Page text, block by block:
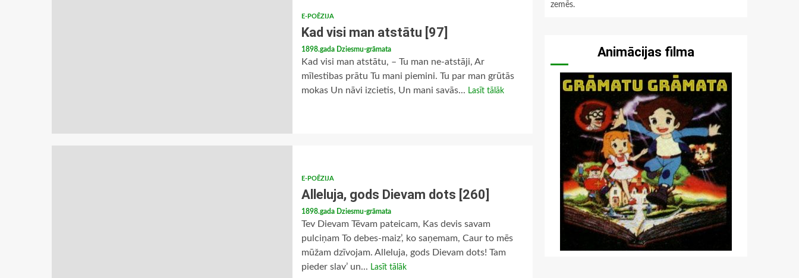
E-POĒZIJA
Kad visi man atstātu [97]
1898.gada Dziesmu-grāmata
Kad visi man atstātu, – Tu man ne-atstāji, Ar
mīlestibas prātu Tu mani piemini. Tu par man grūtās
mokas Un nāvi izcietis, Un mani savās... Lasīt tālāk
E-POĒZIJA
Alleluja, gods Dievam dots [260]
1898.gada Dziesmu-grāmata
Tev Dievam Tēvam pateicam, Kas devis savam
pulciņam To debes-maiz’, ko saņemam, Caur to mēs
mūžam dzīvojam. Alleluja, gods Dievam dots! Tam
pieder slav’ un... Lasīt tālāk
zemēs.
Animācijas filma